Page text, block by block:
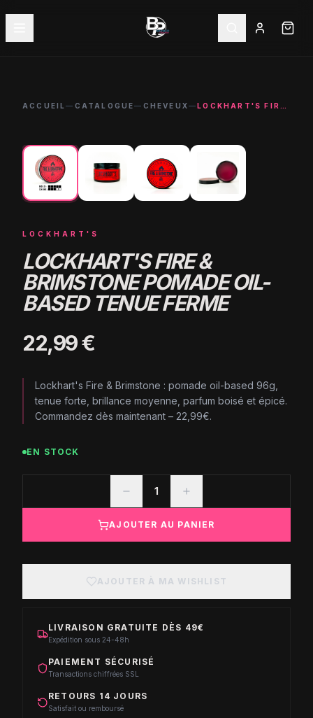
ACCUEIL— CATALOGUE— CHEVEUX— LOCKHART'S FIRE & BRIMSTONE POMADE OIL-BASED TENUE FERME
LOCKHART'S
LOCKHART'S FIRE &
BRIMSTONE POMADE OIL-
BASED TENUE FERME
22,99 €
Lockhart's Fire & Brimstone : pomade oil-based 96g,
tenue forte, brillance moyenne, parfum boisé et épicé.
Commandez dès maintenant – 22,99€.
EN STOCK
1
AJOUTER AU PANIER
AJOUTER À MA WISHLIST
LIVRAISON GRATUITE DÈS 49€
Expédition sous 24-48h
PAIEMENT SÉCURISÉ
Transactions chiffrées SSL
RETOURS 14 JOURS
Satisfait ou remboursé